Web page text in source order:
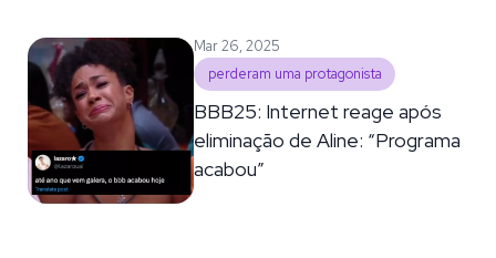
Mar 26, 2025
perderam uma protagonista
BBB25: Internet reage após
eliminação de Aline: “Programa
acabou”